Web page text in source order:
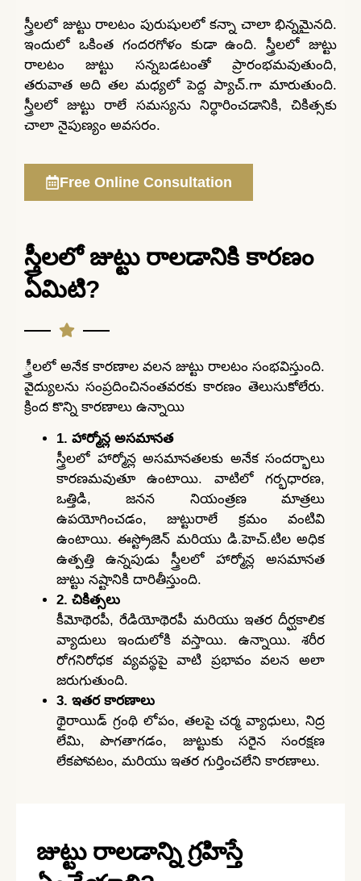
స్త్రీలలో జుట్టు రాలటం పురుషులలో కన్నా చాలా భిన్నమైనది.
ఇందులో ఒకింత గందరగోళం కుడా ఉంది. స్త్రీలలో జుట్టు
రాలటం జుట్టు సన్నబడటంతో ప్రారంభమవుతుంది,
తరువాత అది తల మధ్యలో పెద్ద ప్యాచ్.గా మారుతుంది.
స్త్రీలలో జుట్టు రాలే సమస్యను నిర్ధారించడానికి, చికిత్సకు
చాలా నైపుణ్యం అవసరం.
Free Online Consultation
స్త్రీలలో జుట్టు రాలడానికి కారణం
ఏమిటి?
్త్రీలలో అనేక కారణాల వలన జుట్టు రాలటం సంభవిస్తుంది.
వైద్యులను సంప్రదించినంతవరకు కారణం తెలుసుకోలేరు.
క్రింద కొన్ని కారణాలు ఉన్నాయి
1. హార్మోన్ల అసమానత
స్త్రీలలో హార్మోన్ల అసమానతలకు అనేక సందర్భాలు
కారణమవుతూ ఉంటాయి. వాటిలో గర్భధారణ,
ఒత్తిడి, జనన నియంత్రణ మాత్రలు
ఉపయోగించడం, జుట్టురాలే క్రమం వంటివి
ఉంటాయి. ఈస్ట్రోజెన్ మరియు డి.హెచ్.టిల అధిక
ఉత్పత్తి ఉన్నపుడు స్త్రీలలో హార్మోన్ల అసమానత
జుట్టు నష్టానికి దారితీస్తుంది.
2. చికిత్సలు
కీమోథెరపీ, రేడియోథెరపీ మరియు ఇతర దీర్ఘకాలిక
వ్యాదులు ఇందులోకి వస్తాయి. ఉన్నాయి. శరీర
రోగనిరోధక వ్యవస్థపై వాటి ప్రభావం వలన అలా
జరుగుతుంది.
3. ఇతర కారణాలు
థైరాయిడ్ గ్రంథి లోపం, తలపై చర్మ వ్యాధులు, నిద్ర
లేమి, పొగతాగడం, జుట్టుకు సరైన సంరక్షణ
లేకపోవటం, మరియు ఇతర గుర్తించలేని కారణాలు.
జుట్టు రాలడాన్ని గ్రహిస్తే